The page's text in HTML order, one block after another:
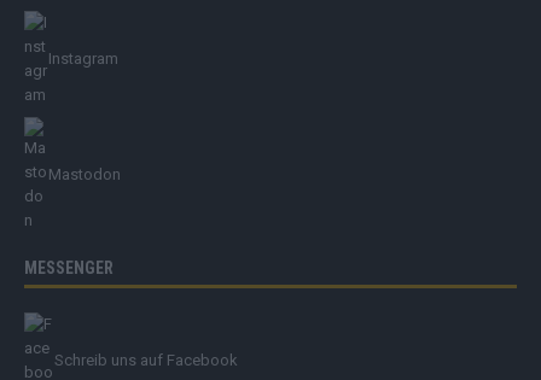
Instagram
Mastodon
MESSENGER
Schreib uns auf Facebook